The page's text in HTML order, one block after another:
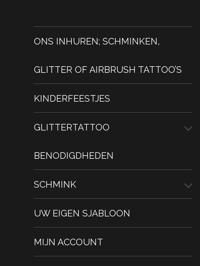
ONS INHUREN; SCHMINKEN,
GLITTER OF AIRBRUSH TATTOO’S
KINDERFEESTJES
GLITTERTATTOO
BENODIGDHEDEN
SCHMINK
UW EIGEN SJABLOON
MIJN ACCOUNT